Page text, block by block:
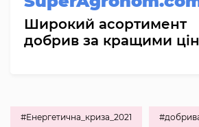
Широкий асортимент
добрив за кращими
#Енергетична_криза_2021